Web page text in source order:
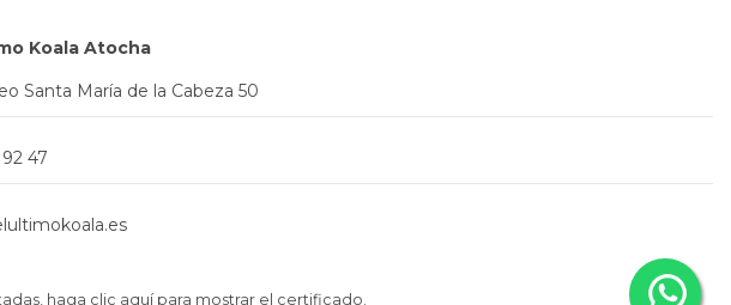
Koala Atocha
Santa María de la Cabeza 50
47
haga clic aquí para mostrar el certificado.